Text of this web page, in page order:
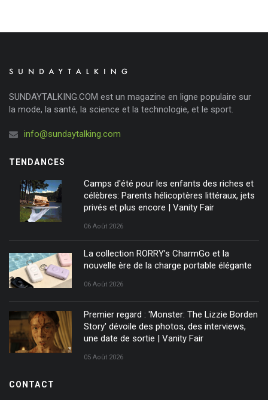
SUNDAYTALKING.COM est un magazine en ligne populaire sur
la mode, la santé, la science et la technologie, et le sport.
info@sundaytalking.com
TENDANCES
Camps d'été pour les enfants des riches et
célèbres: Parents hélicoptères littéraux, jets
privés et plus encore | Vanity Fair
06 Août 2026
La collection RORRY’s CharmGo et la
nouvelle ère de la charge portable élégante
06 Août 2026
Premier regard : 'Monster: The Lizzie Borden
Story' dévoile des photos, des interviews,
une date de sortie | Vanity Fair
05 Août 2026
CONTACT